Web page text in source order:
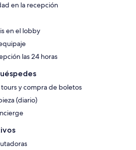
en la recepción
en el lobby
las 24 horas
y compra de boletos
(diario)